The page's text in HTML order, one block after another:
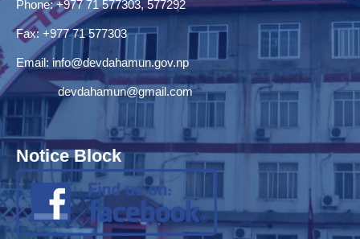
Phone: +977 71 577303, 577292
Fax: +977 71 577303
Email: info@devdahamun.gov.np
devdahamun@gmail.com
Notice Block